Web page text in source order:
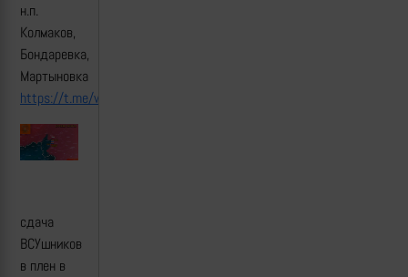
н.п.
Колмаков,
Бондаревка,
Мартыновка
https://t.me/warriorofnorth/6695
сдача
ВСУшников
в плен в